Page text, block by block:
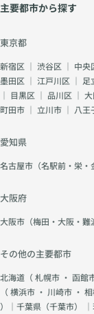
主要都市から探す
東京都
新宿区 ｜ 渋谷区 ｜ 中央
墨田区 ｜ 江戸川区 ｜ 足
｜ 目黒区 ｜ 品川区 ｜
町田市 ｜ 立川市 ｜ 八王
愛知県
名古屋市（名駅前・栄・
大阪府
大阪市（梅田・大阪・難
その他の主要都市
北海道（札幌市 ・ 函館
（横浜市 ・ 川崎市 ・
）｜千葉県（千葉市）